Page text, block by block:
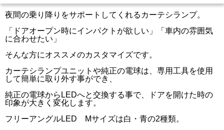
夜間の乗り降りをサポートしてくれるカーテシランプ。
「ドアオープン時にインパクトが欲しい」「車内の雰囲気
に合わせたい」
そんな方にオススメのカスタマイズです。
カーテシランプユニットや純正の電球は、専用工具を使用
して簡単に取り外す事ができ、
純正の電球からLEDへと交換する事で、ドアを開けた時の
印象が大きく変化します。
フリーアングルLED Mサイズは白・青の2種類。